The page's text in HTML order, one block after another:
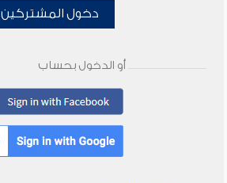
دخول المشتركين
أو الدخول بحساب